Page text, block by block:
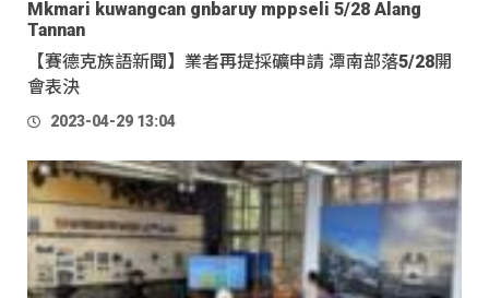
Mkmari kuwangcan gnbaruy mppseli 5/28 Alang
Tannan
【賽德克族語新聞】業者再提採礦申請 潭南部落5/28開
會表決
2023-04-29 13:04